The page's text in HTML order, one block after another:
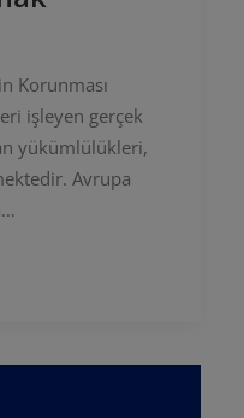
Korunması
işleyen gerçek
yükümlülükleri,
Avrupa